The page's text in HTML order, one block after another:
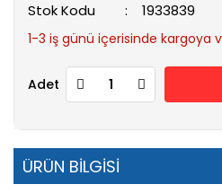
Stok Kodu
1933839
1-3 iş günü içerisinde kargoya
Adet
ÜRÜN BİLGİSİ